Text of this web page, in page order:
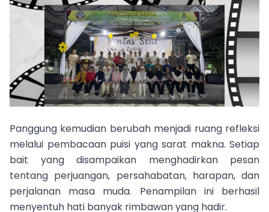
Panggung kemudian berubah menjadi ruang refleksi
melalui pembacaan puisi yang sarat makna. Setiap
bait yang disampaikan menghadirkan pesan
tentang perjuangan, persahabatan, harapan, dan
perjalanan masa muda. Penampilan ini berhasil
menyentuh hati banyak rimbawan yang hadir.